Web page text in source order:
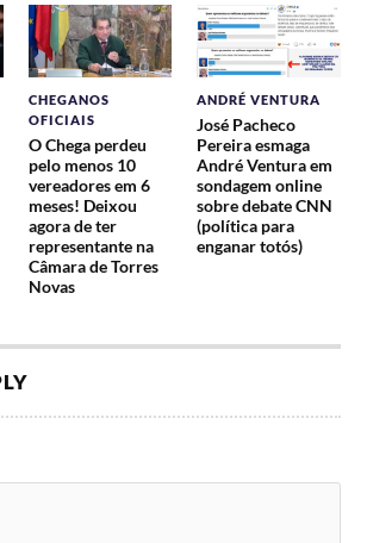
CHEGANOS
OFICIAIS
O Chega perdeu
pelo menos 10
vereadores em 6
meses! Deixou
agora de ter
representante na
Câmara de Torres
Novas
ANDRÉ VENTURA
José Pacheco
Pereira esmaga
André Ventura em
sondagem online
sobre debate CNN
(política para
enganar totós)